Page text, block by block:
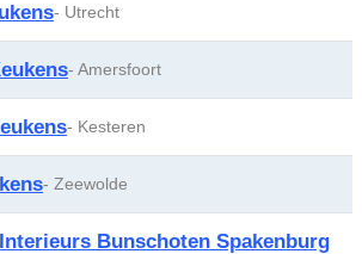
- Utrecht
- Amersfoort
- Kesteren
- Zeewolde
Bunschoten Spakenburg